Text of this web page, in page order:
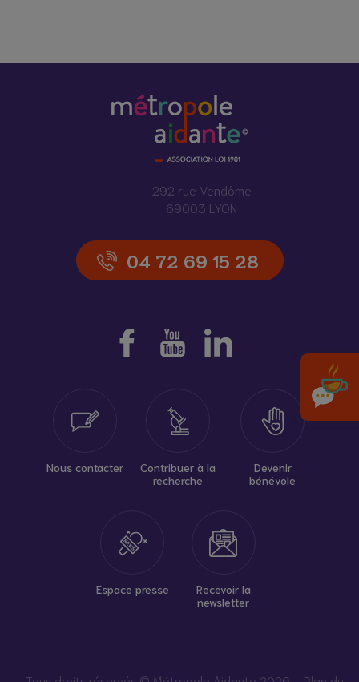
292 rue Vendôme
69003 LYON
04 72 69 15 28
Nous contacter
Contribuer à la
recherche
Devenir
bénévole
Espace presse
Recevoir la
newsletter